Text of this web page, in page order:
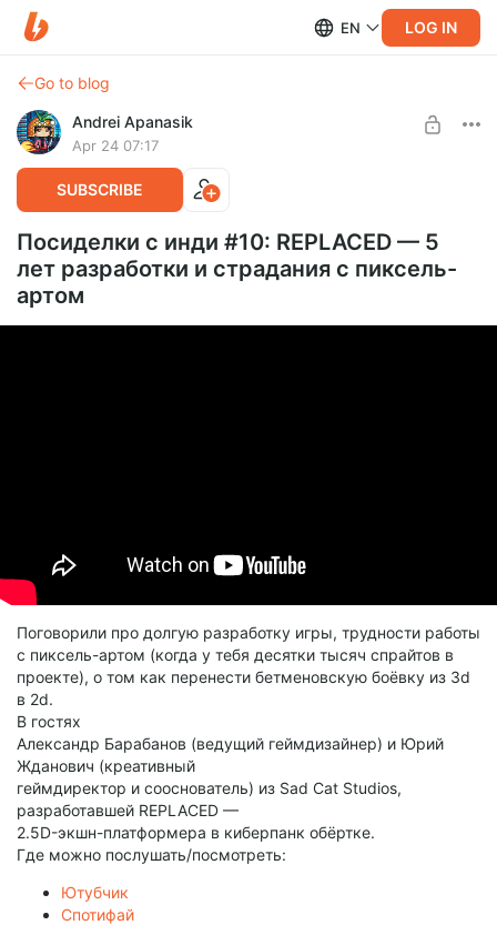
EN LOG IN
Go to blog
Andrei Apanasik
Apr 24 07:17
SUBSCRIBE
Посиделки с инди #10: REPLACED — 5
лет разработки и страдания с пиксель-
артом
Поговорили про долгую разработку игры, трудности работы
с пиксель-артом (когда у тебя десятки тысяч спрайтов в
проекте), о том как перенести бетменовскую боёвку из 3d
в 2d.
В гостях
Александр Барабанов (ведущий геймдизайнер) и Юрий
Жданович (креативный
геймдиректор и сооснователь) из Sad Cat Studios,
разработавшей REPLACED —
2.5D-экшн-платформера в киберпанк обёртке.
Где можно послушать/посмотреть:
Ютубчик
Спотифай